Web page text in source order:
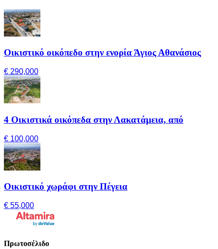
Οικιστικό οικόπεδο στην ενορία Άγιος Αθανάσιος
€ 290,000
4 Οικιστικά οικόπεδα στην Λακατάμεια, από
€ 100,000
Οικιστικό χωράφι στην Πέγεια
€ 55,000
Πρωτοσέλιδο